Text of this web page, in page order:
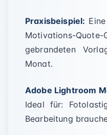
Praxisbeispiel:
Motivations-Quote-
gebrandeten
Monat.
Adobe Lightroom
Ideal für:
Bearbeitung